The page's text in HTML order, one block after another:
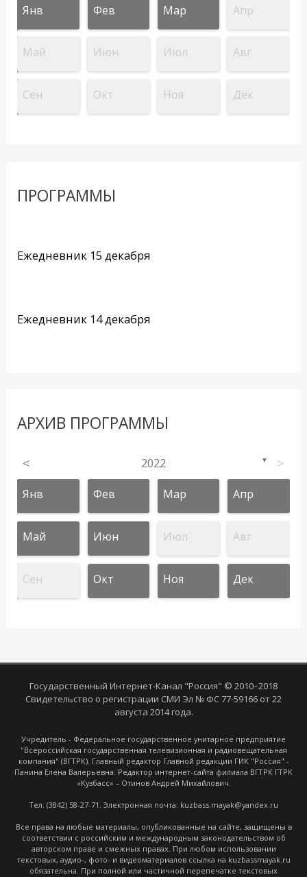
Янв Фев Мар Апр
Май Июн Июл Авг
Сен Окт Ноя Дек
ПРОГРАММЫ
Ежедневник 15 декабря
Ежедневник 14 декабря
АРХИВ ПРОГРАММЫ
< 2022 ▼ >
Янв Фев Мар Апр
Май Июн Июл Авг
Сен Окт Ноя Дек
Государственный Интернет-Канал "Россия" © 2010–2018
Свидетельство о регистрации СМИ Эл № ФС 77-59166 от 22
августа 2014 года.
Учредитель - Федеральное государственное унитарное предприятие
"Всероссийская государственная телевизионная и радиовещательная
компания" (ВГТРК). Главный редактор Главной редакции ГИК "Россия" -
Панина Елена Валерьевна. Редактор интернет-сайта филиала ВГТРК ГТРК
«Кузбасс» – Отинов Андрей Михайлович.
Тел. (3842) 58-27-71. Электронная почта: kuzbass.mayak@yandex.ru
Все права на любые материалы, опубликованные на сайте, защищены в
соответствии с российским и международным законодательством об
авторском праве и смежных правах. При любом использовании
текстовых, аудио-, фото- и видеоматериалов ссылка на kuzbassmayak.ru
обязательна. При полной или частичной перепечатке текстовых